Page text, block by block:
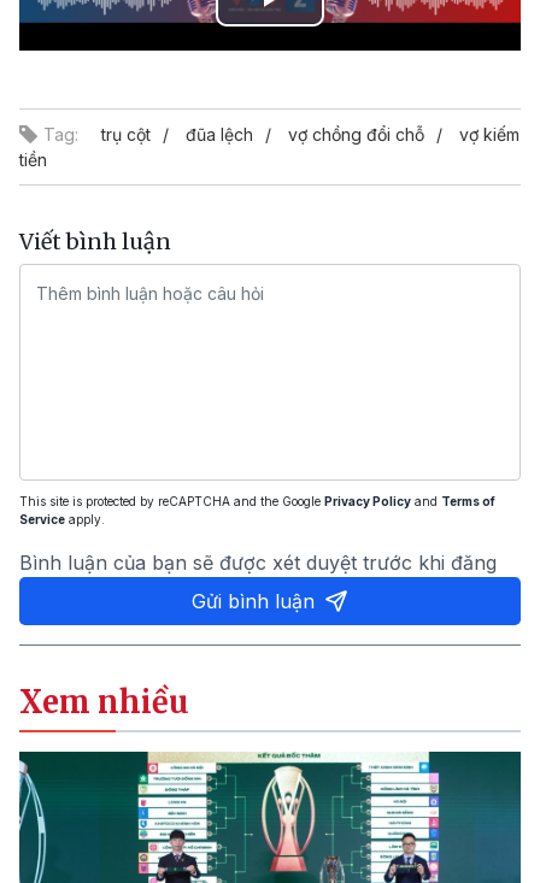
Play
Tag: trụ cột đũa lệch vợ chồng đổi chỗ
vợ kiếm
tiền
Viết bình luận
This site is protected by reCAPTCHA and the Google Privacy Policy and Terms of
Service apply.
Bình luận của bạn sẽ được xét duyệt trước khi đăng
Gửi bình luận
Xem nhiều